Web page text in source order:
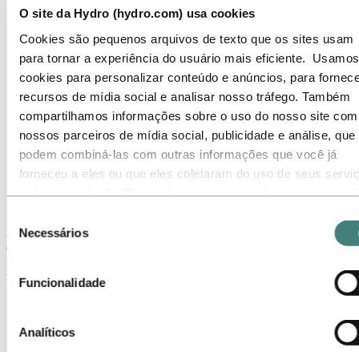
O site da Hydro (hydro.com) usa cookies
Cookies são pequenos arquivos de texto que os sites usam
para tornar a experiência do usuário mais eficiente. Usamos
cookies para personalizar conteúdo e anúncios, para
recursos de mídia social e analisar nosso tráfego. Também
compartilhamos informações sobre o uso do nosso site com
nossos parceiros de mídia social, publicidade e análise, que
podem combiná-las com outras informações que você já
forneceu a eles ou que eles coletaram do uso de seus
os cookies selecionados. Selecione o botão ‘Permitir todos’
configurações do seu navegador. Mas, lembre-se que ao
esperado.
de
consentimento
Necessários
Funcionalidade
Analíticos
1900 - 1917
CEO e Presidente do Conselho de Administração
Gerenciamento e Organização
Governança corporativa
Suprimentos
Patrocínios
Stories By Hydro
Sobre a Hydro
Nossa história
1946 - 1977
1969: Ekofisk - uma surpresa de Natal
As autoridades norueguesas deram um presente de Natal à Hydro
em 1969; uma descoberta de petróleo havia sido feita no Mar do
Norte, talvez uma grande descoberta. Seu nome seria Ekofisk, e isso
representava a entrada da Hydro na era do petróleo.